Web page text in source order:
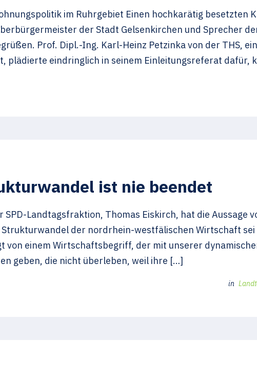
im Ruhrgebiet Einen hochkarätig besetzten
der Stadt Gelsenkirchen und Sprecher
Prof. Dipl.-Ing. Karl-Heinz Petzinka von der THS,
plädierte eindringlich in seinem Einleitungsreferat dafür,
ist nie beendet
Landtagsfraktion, Thomas Eiskirch, hat die Aussage
der nordrhein-westfälischen Wirtschaft sei
von einem Wirtschaftsbegriff, der mit unserer
geben, die nicht überleben, weil ihre […]
in